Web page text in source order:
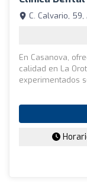
C. Calvario, 59,
En Casanova,
calidad en La
experimentados